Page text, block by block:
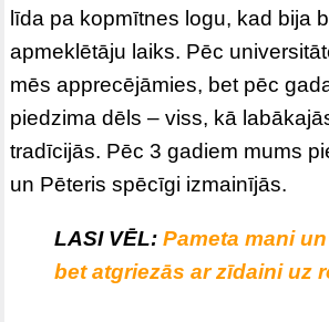
līda pa kopmītnes logu, kad bija
apmeklētāju laiks. Pēc
mēs apprecējāmies, bet pēc
piedzima dēls – viss, kā
tradīcijās. Pēc 3 gadiem mums
un Pēteris spēcīgi izmainījās.
LASI VĒL:Pameta mani
bet atgriezās ar zīdaini uz